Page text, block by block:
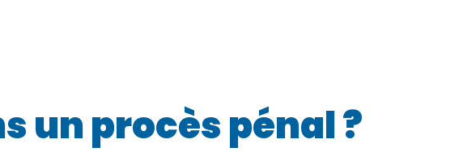
un procès pénal ?